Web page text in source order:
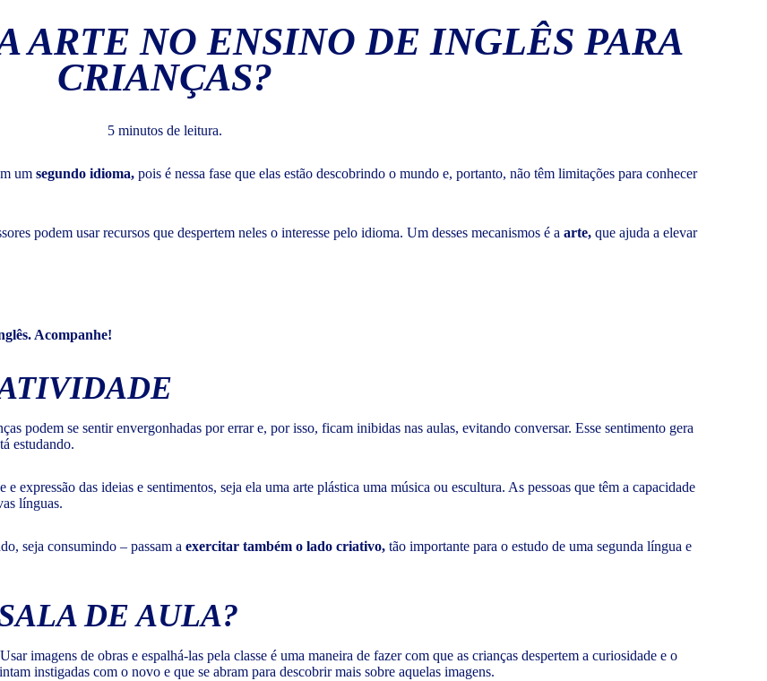
ARTE NO ENSINO DE INGLÊS PARA
CRIANÇAS?
5 minutos de leitura.
um segundo idioma, pois é nessa fase que elas estão descobrindo o mundo e, portanto, não têm limitações para conhecer
podem usar recursos que despertem neles o interesse pelo idioma. Um desses mecanismos é a arte, que ajuda a elevar
Acompanhe!
podem se sentir envergonhadas por errar e, por isso, ficam inibidas nas aulas, evitando conversar. Esse sentimento gera
estudando.
expressão das ideias e sentimentos, seja ela uma arte plástica uma música ou escultura. As pessoas que têm a capacidade
línguas.
seja consumindo – passam a exercitar também o lado criativo, tão importante para o estudo de uma segunda língua e
DE AULA?
imagens de obras e espalhá-las pela classe é uma maneira de fazer com que as crianças despertem a curiosidade e o
instigadas com o novo e que se abram para descobrir mais sobre aquelas imagens.